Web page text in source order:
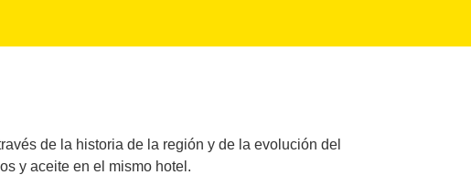
de la historia de la región y de la evolución del
y aceite en el mismo hotel.